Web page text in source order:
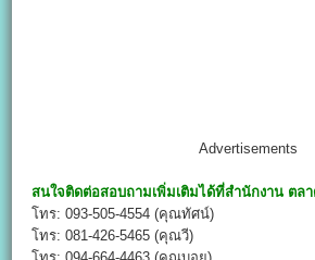
Advertisements
สนใจติดต่อสอบถามเพิ่มเติมได้ที่สำนักงาน ตล
โทร: 093-505-4554 (คุณทัศน์)
โทร: 081-426-5465 (คุณวี)